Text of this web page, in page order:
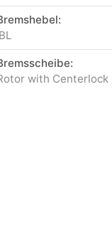
with Centerlock